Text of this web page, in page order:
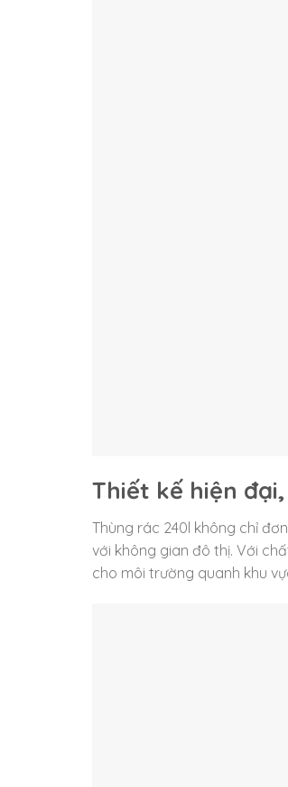
Thiết kế hiện
Thùng rác 240l không chỉ
với không gian đô thị. Với
cho môi trường quanh khu